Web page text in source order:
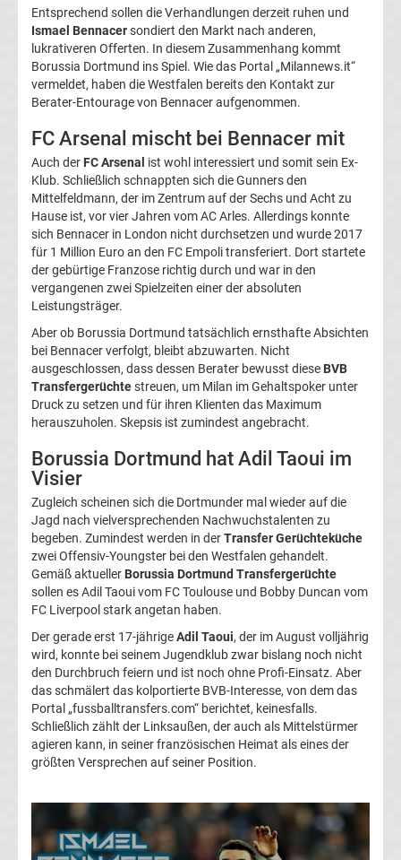
Fußball
UEFA
League
Fußball
WM
Fußball
EM
Frauenfußball
Transfergerüchte
Transferticker
-
Meldungen
vom
Transfermarkt
Trainerentlassungen
Porträts
Entsprechend sollen die Verhandlungen derzeit ruhen und
Ismael Bennacersondiert den Markt nach anderen,
lukrativeren Offerten. In diesem Zusammenhang kommt
Borussia Dortmund ins Spiel. Wie das Portal „Milannews.it“
vermeldet, haben die Westfalen bereits den Kontakt zur
Berater-Entourage von Bennacer aufgenommen.
FC Arsenal mischt bei Bennacer mit
Auch der FC Arsenal ist wohl interessiert und somit sein Ex-
Klub. Schließlich schnappten sich die Gunners den
Mittelfeldmann, der im Zentrum auf der Sechs und Acht zu
Hause ist, vor vier Jahren vom AC Arles. Allerdings konnte
sich Bennacer in London nicht durchsetzen und wurde 2017
für 1 Million Euro an den FC Empoli transferiert. Dort startete
der gebürtige Franzose richtig durch und war in den
vergangenen zwei Spielzeiten einer der absoluten
Leistungsträger.
Aber ob Borussia Dortmund tatsächlich ernsthafte Absichten
bei Bennacer verfolgt, bleibt abzuwarten. Nicht
ausgeschlossen, dass dessen Berater bewusst diese BVB
Transfergerüchtestreuen, um Milan im Gehaltspoker unter
Druck zu setzen und für ihren Klienten das Maximum
herauszuholen. Skepsis ist zumindest angebracht.
Borussia Dortmund hat Adil Taoui im
Visier
Zugleich scheinen sich die Dortmunder mal wieder auf die
Jagd nach vielversprechenden Nachwuchstalenten zu
begeben. Zumindest werden in derTransfer Gerüchteküche
zwei Offensiv-Youngster bei den Westfalen gehandelt.
Gemäß aktueller Borussia Dortmund Transfergerüchte
sollen es Adil Taoui vom FC Toulouse und Bobby Duncan vom
FC Liverpool stark angetan haben.
Der gerade erst 17-jährigeAdil Taoui, der im August volljährig
wird, konnte bei seinem Jugendklub zwar bislang noch nicht
den Durchbruch feiern und ist noch ohne Profi-Einsatz. Aber
das schmälert das kolportierte BVB-Interesse, von dem das
Portal „fussballtransfers.com“ berichtet, keinesfalls.
Schließlich zählt der Linksaußen, der auch als Mittelstürmer
agieren kann, in seiner französischen Heimat als eines der
größten Versprechen auf seiner Position.